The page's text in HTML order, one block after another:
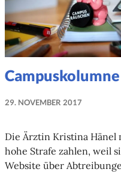
Campuskolumne
29. NOVEMBER 2017
ANTER
Die Ärztin Kristina Hänel
hohe Strafe zahlen, weil
Website über